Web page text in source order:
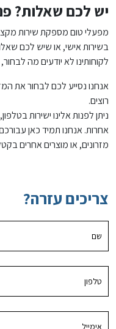
יש לכם שאלות?
מפעלי טום מספקת שירות
בשירות אישי, או שיש לכם
לקוחותינו לא יודעים מה
אנחנו נסייע לכם לבחור את
רוצים.
ניתן לפנות אלינו ישירות
אחרות. אנחנו תמיד כאן
מזרונים, או מוצרים אחרים
צריכים עזרה?